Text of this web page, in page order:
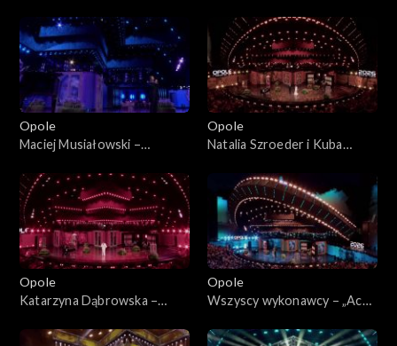
będzie...”. Koncert w hołdzie
Magdzie Umer i Agnieszce
Osieckiej
będzie...”. Koncert w hołdzie
Magdzie Umer i Agnieszce
Osieckiej
Opole
Maciej Musiałowski –
„Kiedy mnie już nie będzie...”.
Koncert w hołdzie Magdzie
Umer i Agnieszce Osieckiej
Opole
Natalia Szroeder i Kuba
płomieniach liści”. 63. KFPP:
„Kiedy mnie już nie będzie...”.
Koncert w hołdzie Magdzie
Umer i Agnieszce Osieckiej
Opole
Katarzyna Dąbrowska –
„Kiedy mnie już nie będzie...”.
Opole
Wszyscy wykonawcy – „Ach
„Kiedy mnie już nie będzie...”.